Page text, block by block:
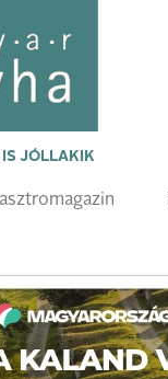
JÓLLAKIK